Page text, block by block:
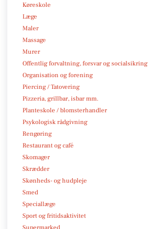
Køreskole
Læge
Maler
Massage
Murer
Offentlig forvaltning, forsvar og socialsikring
Organisation og forening
Piercing / Tatovering
Pizzeria, grillbar, isbar mm.
Planteskole / blomsterhandler
Psykologisk rådgivning
Rengøring
Restaurant og café
Skomager
Skrædder
Skønheds- og hudpleje
Smed
Speciallæge
Sport og fritidsaktivitet
Supermarked